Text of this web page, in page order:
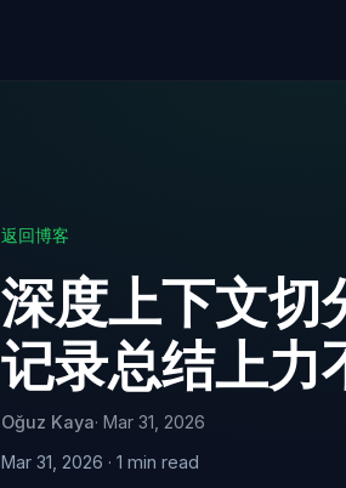
返回博客
深度上下文切
记录总结上力
Oğuz Kaya· Mar 31, 2026
Mar 31, 2026 · 1 min read